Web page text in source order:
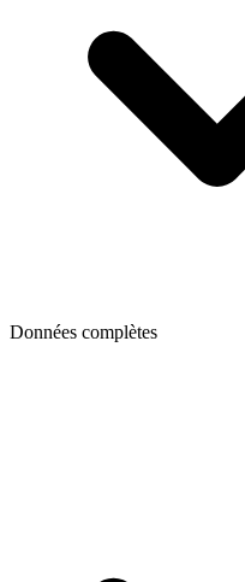
Données complètes